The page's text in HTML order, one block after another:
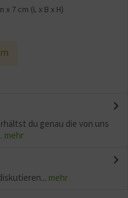
x 7 cm (L x B x H)
du genau die von uns
mehr
mehr